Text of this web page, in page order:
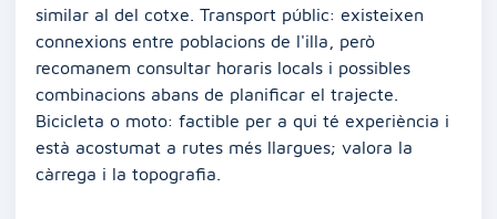
similar al del cotxe. Transport públic: existeixen
connexions entre poblacions de l'illa, però
recomanem consultar horaris locals i possibles
combinacions abans de planificar el trajecte.
Bicicleta o moto: factible per a qui té experiència i
està acostumat a rutes més llargues; valora la
càrrega i la topografia.